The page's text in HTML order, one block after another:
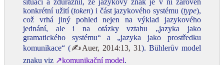
konkrétní užití (token) i část jazykového systému (type),
což vrhá jiný pohled nejen na výklad jazykového
jednání, ale i na otázky vztahu „jazyka jako
gramatického systému“ a „jazyka jako prostředku
komunikace“ (✍Auer, 2014:13, 31). Bühlerův model
znaku viz ↗komunikační model.